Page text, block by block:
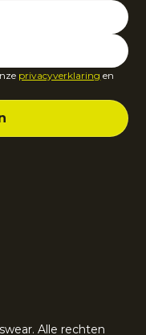
privacyverklaring en
Alle rechten